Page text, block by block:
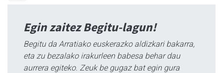
Egin zaitez Begitu-lagun!
Begitu da Arratiako euskerazko aldizkari bakarra,
eta zu bezalako irakurleen babesa behar dau
aurrera egiteko. Zeuk be gugaz bat egin gura